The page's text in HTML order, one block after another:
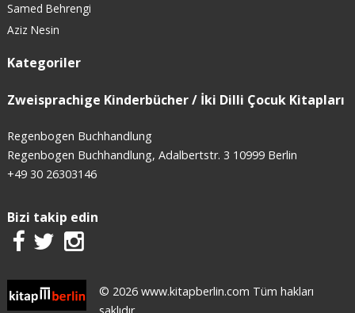
Samed Behrengi
Aziz Nesin
Kategoriler
Zweisprachige Kinderbücher / İki Dilli Çocuk Kitapları
Regenbogen Buchhandlung
Regenbogen Buchhandlung, Adalbertstr. 3 10999 Berlin
+49 30 26303146
Bizi takip edin
© 2026 www.kitapberlin.com Tüm hakları